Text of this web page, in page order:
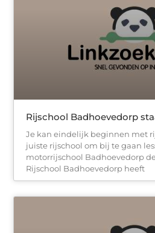
Rijschool Badhoevedorp
Je kan eindelijk beginnen met
juiste rijschool om bij te gaan
motorrijschool Badhoevedorp
Rijschool Badhoevedorp heeft